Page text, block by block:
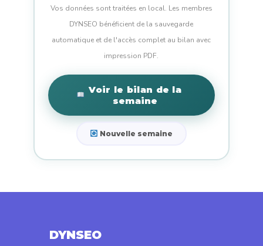
Vos données sont traitées en local. Les membres
DYNSEO bénéficient de la sauvegarde
automatique et de l'accès complet au bilan avec
impression PDF.
Voir le bilan de la
semaine
Nouvelle semaine
DYNSEO